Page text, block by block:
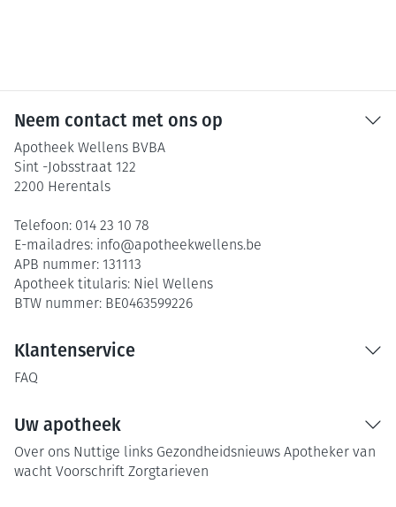
Neem contact met ons op
Apotheek Wellens BVBA
Sint -Jobsstraat 122
2200 Herentals
Telefoon: 014 23 10 78
E-mailadres: info@apotheekwellens.be
APB nummer: 131113
Apotheek titularis: Niel Wellens
BTW nummer: BE0463599226
Klantenservice
FAQ
Uw apotheek
Over ons Nuttige links Gezondheidsnieuws Apotheker van
wacht Voorschrift Zorgtarieven